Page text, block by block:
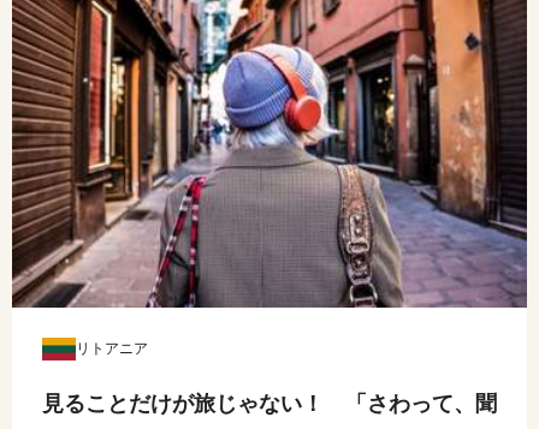
リトアニア
見ることだけが旅じゃない！ 「さわって、聞